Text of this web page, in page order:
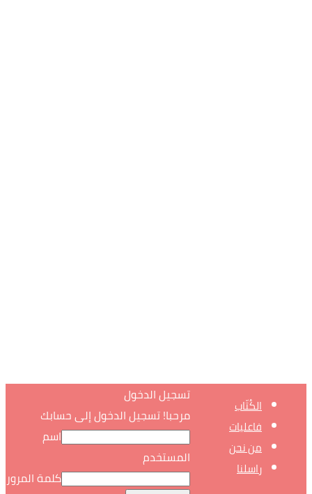
الكُتّاب
فاعليات
من نحن
راسلنا
تسجيل الدخول
مرحبا! تسجيل الدخول إلى حسابك
اسم
المستخدم
كلمة المرور